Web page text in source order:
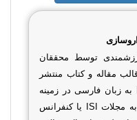
توسط محققان
مقاله و کتاب منتشر
زبان فارسی در زمینه
مجلات
ISI
یا کنفرانس